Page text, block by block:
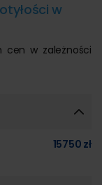
w
cen w zależności
15750 zł